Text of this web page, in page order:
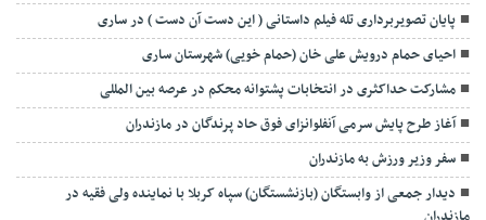
پایان تصویربرداری تله فیلم داستانی ( این دست آن دست ) در ساری
احیای حمام درویش علی خان (حمام خویی) شهرستان ساری
مشارکت حداکثری در انتخابات پشتوانه محکم در عرصه بین المللی
آغاز طرح پایش سرمی آنفلوانزای فوق حاد پرندگان در مازندران
سفر وزیر ورزش به مازندران
دیدار جمعی از وابستگان (بازنشستگان) سپاه کربلا با نماینده ولی فقیه در